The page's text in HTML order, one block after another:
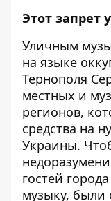
Этот запрет
Уличным
на языке
Тернополя
местных и
регионов,
средства на
Украины.
гостей
музыку, были